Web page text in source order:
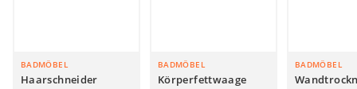
Absauganlage
BADMÖBEL
Haarschneider
BADMÖBEL
Körperfettwaage
BADMÖBEL